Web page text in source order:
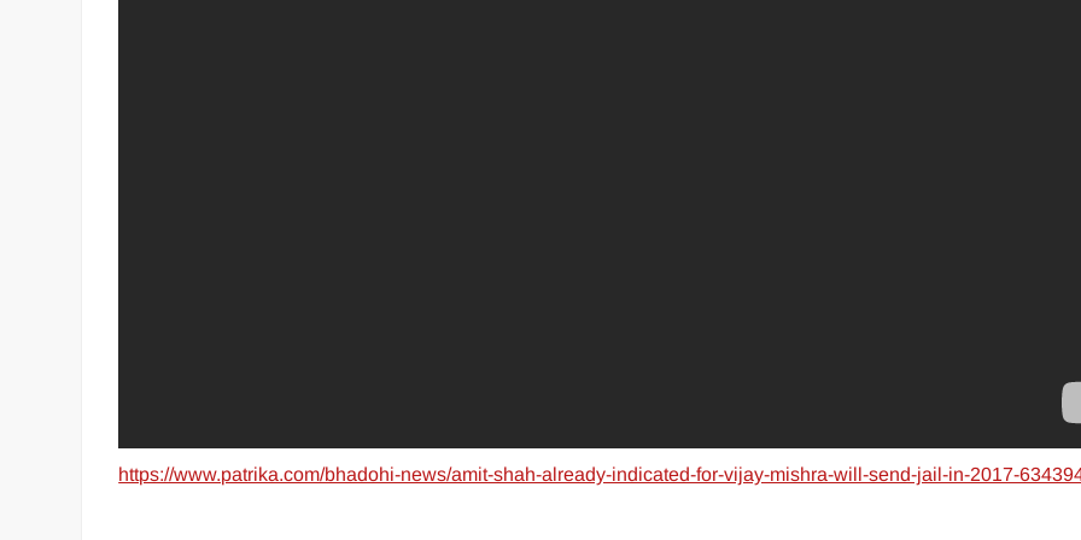
https://www.patrika.com/bhadohi-news/amit-shah-already-indicated-for-vijay-mishra-will-send-jail-in-2017-